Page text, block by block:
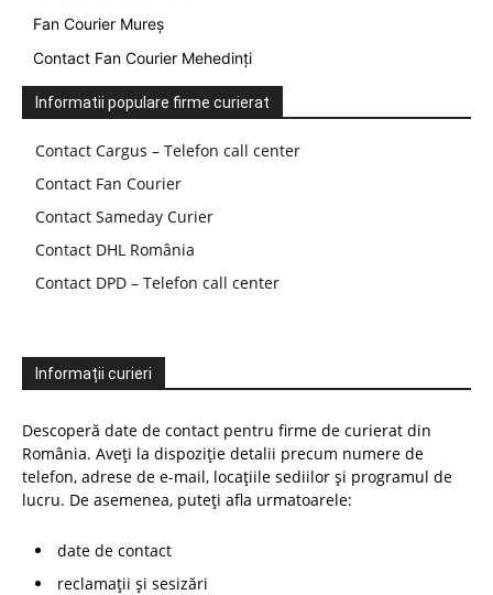
Fan Courier Mureș
Contact Fan Courier Mehedinți
Informatii populare firme curierat
Contact Cargus – Telefon call center
Contact Fan Courier
Contact Sameday Curier
Contact DHL România
Contact DPD – Telefon call center
Informații curieri
Descoperă date de contact pentru firme de curierat din
România. Aveți la dispoziție detalii precum numere de
telefon, adrese de e-mail, locațiile sediilor și programul de
lucru. De asemenea, puteți afla urmatoarele:
date de contact
reclamații și sesizări